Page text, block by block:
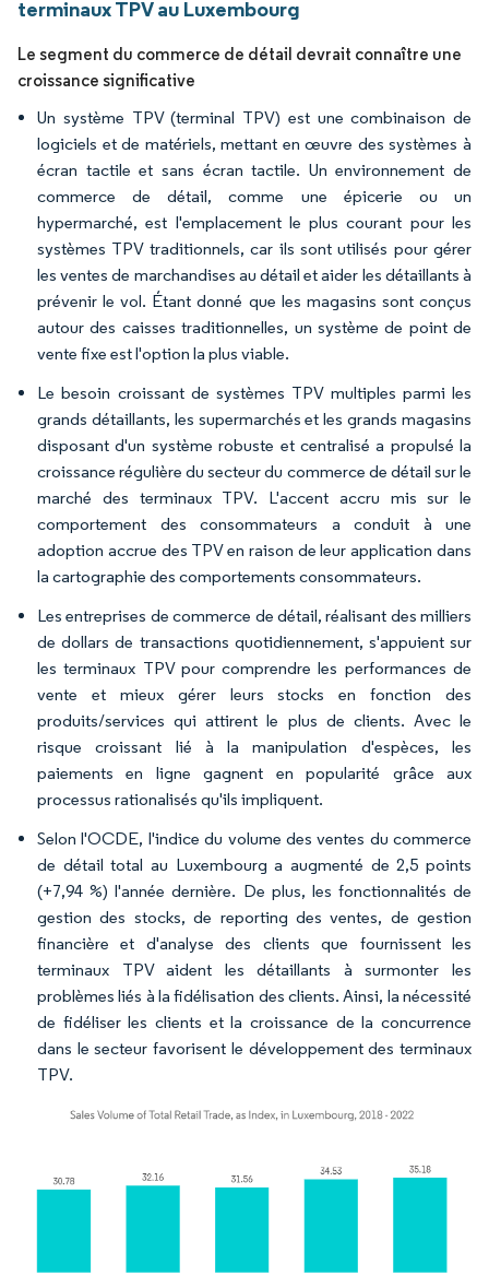
terminaux TPV au Luxembourg
Le segment du commerce de détail devrait connaître une
croissance significative
Un système TPV (terminal TPV) est une combinaison de
logiciels et de matériels, mettant en œuvre des systèmes à
écran tactile et sans écran tactile. Un environnement de
commerce de détail, comme une épicerie ou un
hypermarché, est l'emplacement le plus courant pour les
systèmes TPV traditionnels, car ils sont utilisés pour gérer
les ventes de marchandises au détail et aider les détaillants à
prévenir le vol. Étant donné que les magasins sont conçus
autour des caisses traditionnelles, un système de point de
vente fixe est l'option la plus viable.
Le besoin croissant de systèmes TPV multiples parmi les
grands détaillants, les supermarchés et les grands magasins
disposant d'un système robuste et centralisé a propulsé la
croissance régulière du secteur du commerce de détail sur le
marché des terminaux TPV. L'accent accru mis sur le
comportement des consommateurs a conduit à une
adoption accrue des TPV en raison de leur application dans
la cartographie des comportements consommateurs.
Les entreprises de commerce de détail, réalisant des milliers
de dollars de transactions quotidiennement, s'appuient sur
les terminaux TPV pour comprendre les performances de
vente et mieux gérer leurs stocks en fonction des
produits/services qui attirent le plus de clients. Avec le
risque croissant lié à la manipulation d'espèces, les
paiements en ligne gagnent en popularité grâce aux
processus rationalisés qu'ils impliquent.
Selon l'OCDE, l'indice du volume des ventes du commerce
de détail total au Luxembourg a augmenté de 2,5 points
(+7,94 %) l'année dernière. De plus, les fonctionnalités de
gestion des stocks, de reporting des ventes, de gestion
financière et d'analyse des clients que fournissent les
terminaux TPV aident les détaillants à surmonter les
problèmes liés à la fidélisation des clients. Ainsi, la nécessité
de fidéliser les clients et la croissance de la concurrence
dans le secteur favorisent le développement des terminaux
TPV.